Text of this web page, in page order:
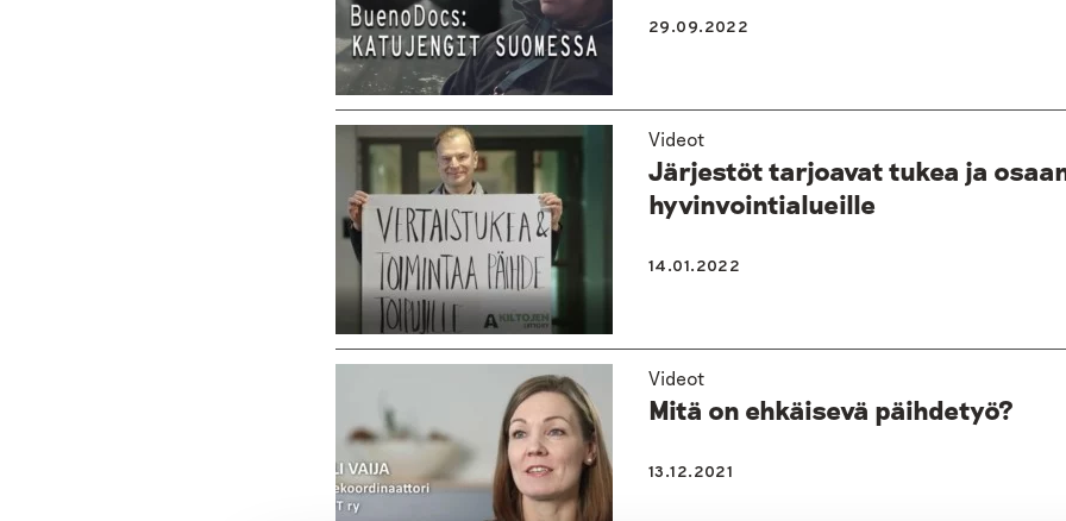
29.09.2022
Videot
Järjestöt tarjoavat tukea ja
hyvinvointialueille
14.01.2022
Videot
Mitä on ehkäisevä päihdetyö?
13.12.2021